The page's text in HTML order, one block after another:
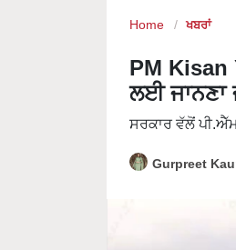
Home ਖਬਰਾਂ
PM Kisan
ਲਈ ਜਾਨਣਾ
ਸਰਕਾਰ ਵੱਲੋਂ
Gurpreet